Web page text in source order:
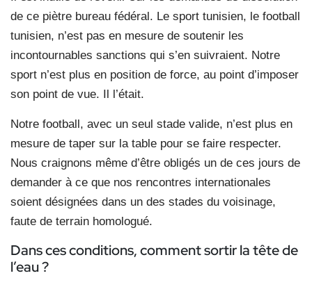
de ce piètre bureau fédéral. Le sport tunisien, le football
tunisien, n’est pas en mesure de soutenir les
incontournables sanctions qui s’en suivraient. Notre
sport n’est plus en position de force, au point d’imposer
son point de vue. Il l’était.
Notre football, avec un seul stade valide, n’est plus en
mesure de taper sur la table pour se faire respecter.
Nous craignons même d’être obligés un de ces jours de
demander à ce que nos rencontres internationales
soient désignées dans un des stades du voisinage,
faute de terrain homologué.
Dans ces conditions, comment sortirla tête de
l’eau ?